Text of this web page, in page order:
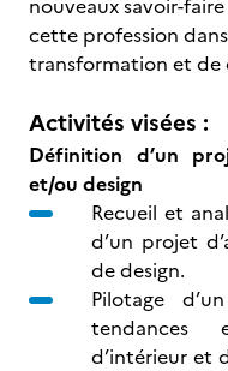
nouveaux savoir-
cette profession
transformation et de
Activités visées :
Définition d’un
et/ou design
Recueil et
d’un projet
de design.
Pilotage
tendances
d’intérieur et